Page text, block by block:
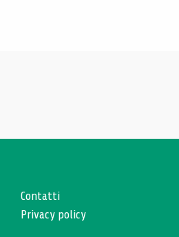
Contatti
Privacy policy